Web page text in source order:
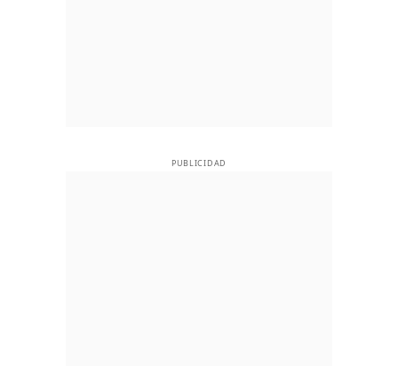
PUBLICIDAD